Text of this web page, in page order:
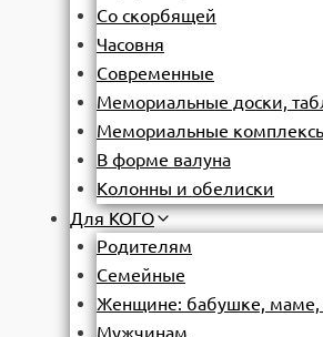
Со скорбящей
Часовня
Современные
Мемориальные доски,
Мемориальные
В форме валуна
Колонны и обелиски
Для КОГО
Родителям
Семейные
Женщине: бабушке, маме,
Мужчинам